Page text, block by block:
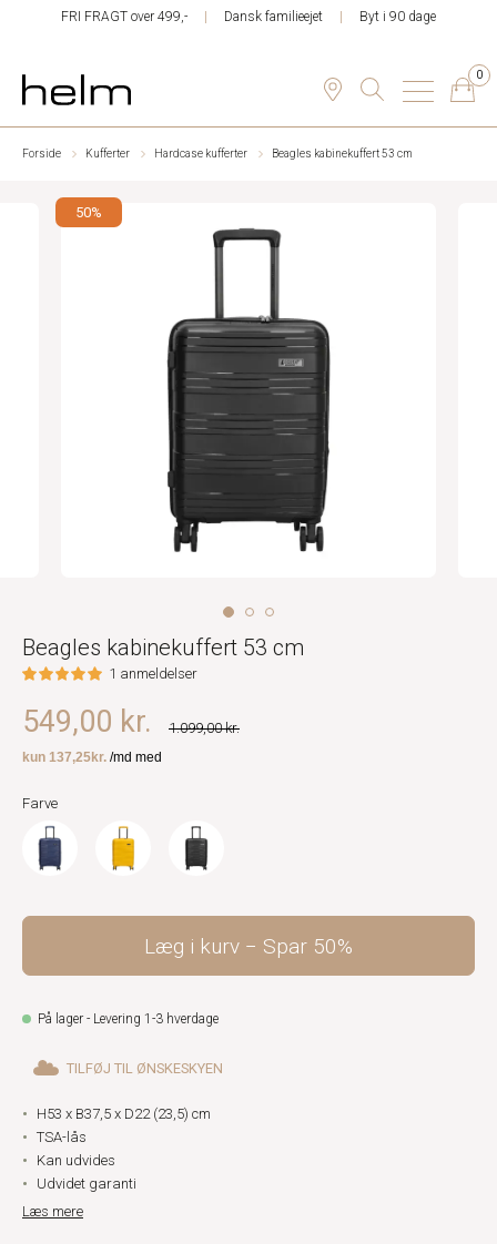
FRI FRAGT over 499,- Dansk familieejet Byt i 90 dage
0
Forside Kufferter Hardcase kufferter Beagles kabinekuffert 53 cm
50%
Beagles kabinekuffert 53 cm
1 anmeldelser
1.099,00 kr.
549,00 kr.
Farve
Læg i kurv Spar 50%
På lager - Levering 1-3 hverdage
TILFØJ TIL ØNSKESKYEN
H53 x B37,5 x D22 (23,5) cm
TSA-lås
Kan udvides
Udvidet garanti
Læs mere